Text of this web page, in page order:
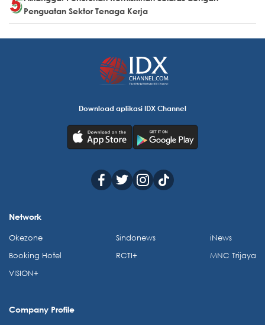
Penguatan Sektor Tenaga Kerja
Download aplikasi IDX Channel
Network
Okezone
Booking Hotel
VISION+
Sindonews
RCTI+
iNews
MNC Trijaya
Company Profile